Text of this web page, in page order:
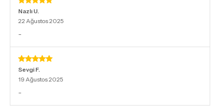
Nazlı U.
22 Ağustos 2025
-
Sevgi F.
19 Ağustos 2025
-